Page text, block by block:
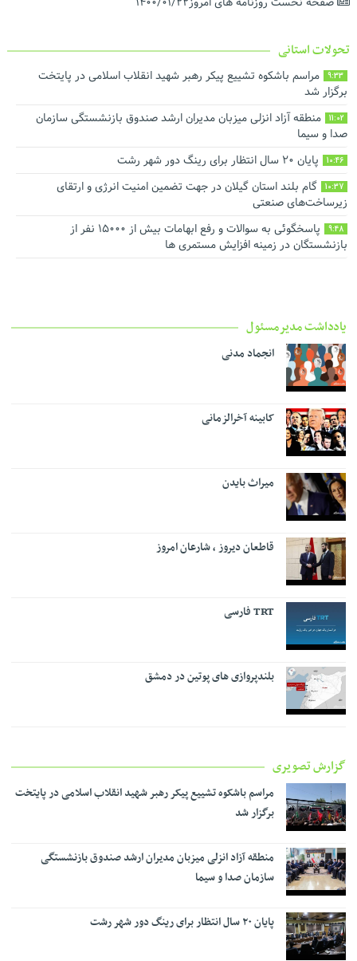
تحولات استانی
9:33
مراسم باشکوه تشییع پیکر رهبر شهید انقلاب اسلامی در پایتخت
برگزار شد
11:02
منطقه آزاد انزلی میزبان مدیران ارشد صندوق بازنشستگی سازمان
صدا و سیما
10:46 پایان ۲۰ سال انتظار برای رینگ دور شهر رشت
10:37
گام بلند استان گیلان در جهت تضمین امنیت انرژی و ارتقای
زیرساخت‌های صنعتی
9:48
پاسخگوئی به سوالات و رفع ابهامات بیش از ۱۵۰۰۰ نفر از
بازنشستگان در زمینه افزایش مستمری ها
یادداشت مدیرمسئول
انجماد مدنی
کابینه آخرالزمانی
میراث بایدن
قاطعان دیروز ، شارعان امروز
TRT فارسی
بلندپروازی های پوتین در دمشق
گزارش تصویری
مراسم باشکوه تشییع پیکر رهبر شهید انقلاب اسلامی در پایتخت
برگزار شد
منطقه آزاد انزلی میزبان مدیران ارشد صندوق بازنشستگی
سازمان صدا و سیما
پایان ۲۰ سال انتظار برای رینگ دور شهر رشت